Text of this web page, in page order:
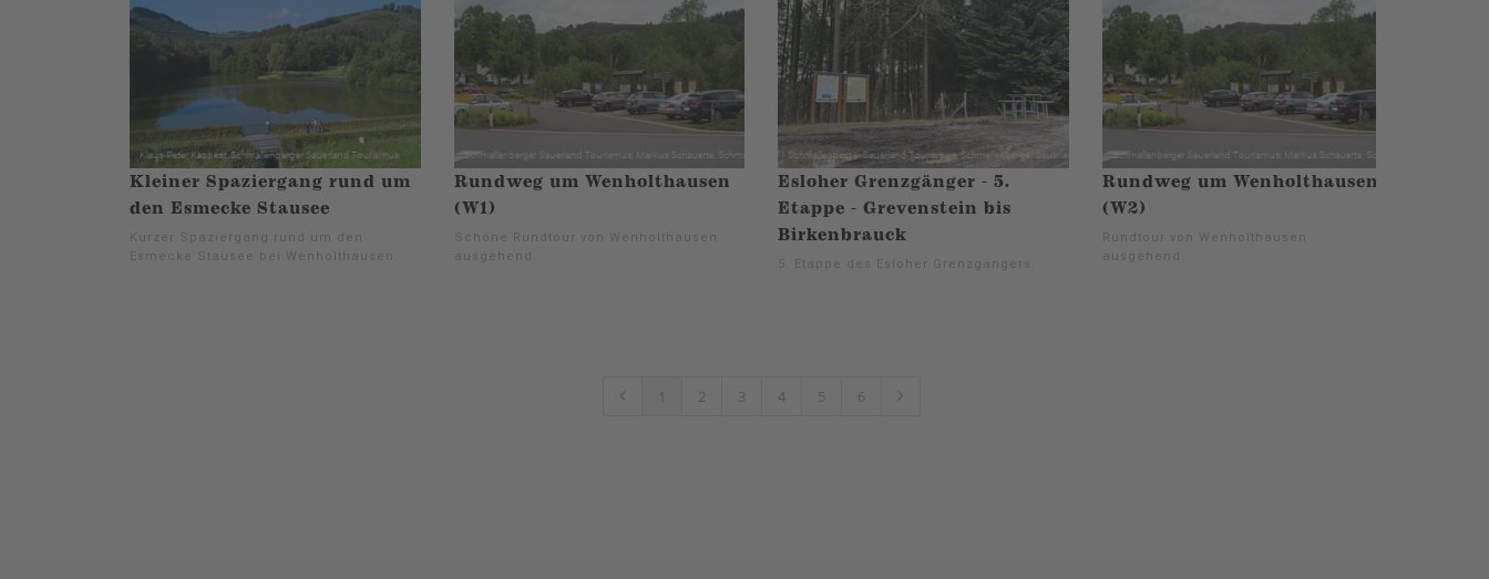
Kleiner Spaziergang rund um
den Esmecke Stausee
Kurzer Spaziergang rund um den
Esmecke Stausee bei Wenholthausen.
Rundweg um Wenholthausen
(W1)
Schöne Rundtour von Wenholthausen
ausgehend.
Esloher Grenzgänger - 5.
Etappe - Grevenstein bis
Birkenbrauck
5. Etappe des Esloher Grenzgängers.
Rundweg um Wenholthausen
(W2)
Rundtour von Wenholthausen
ausgehend.
1 2 3 4 5 6